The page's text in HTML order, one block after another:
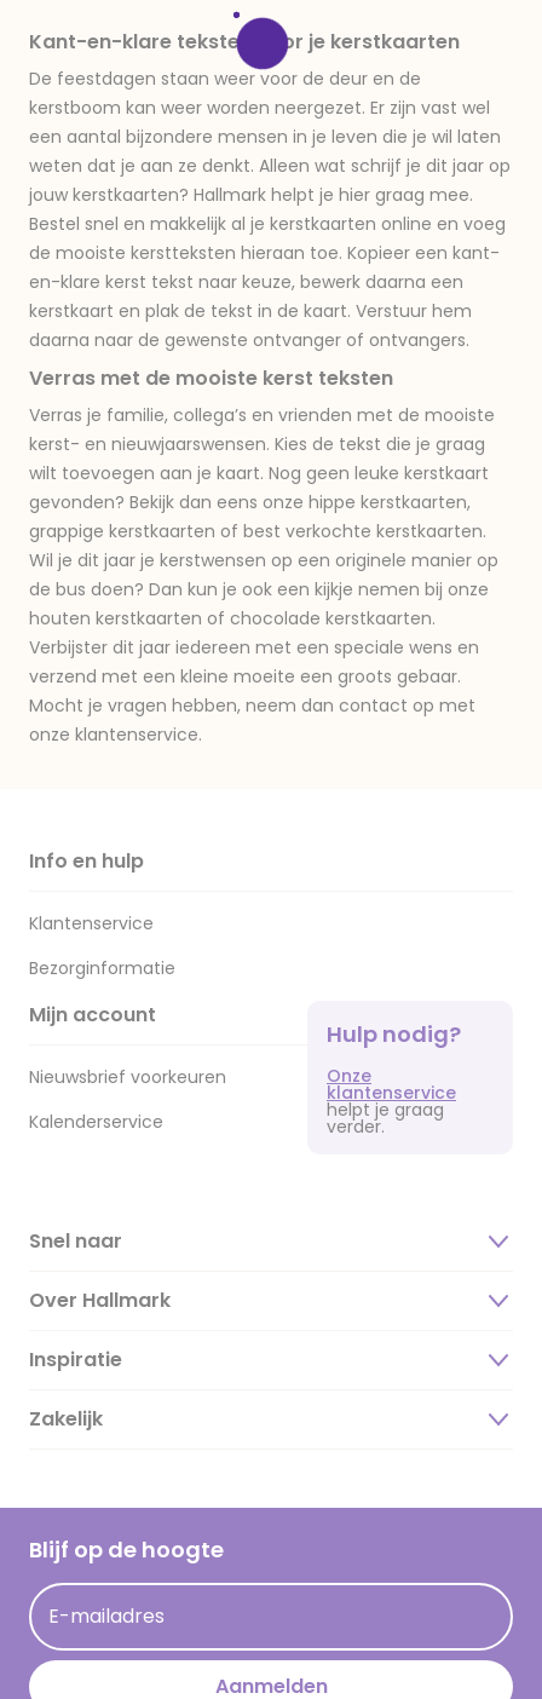
Kant-en-klare teksten voor je kerstkaarten
De feestdagen staan weer voor de deur en de
kerstboom kan weer worden neergezet. Er zijn vast wel
een aantal bijzondere mensen in je leven die je wil laten
weten dat je aan ze denkt. Alleen wat schrijf je dit jaar op
jouw kerstkaarten? Hallmark helpt je hier graag mee.
Bestel snel en makkelijk al je kerstkaarten online en voeg
de mooiste kerstteksten hieraan toe. Kopieer een kant-
en-klare kerst tekst naar keuze, bewerk daarna een
kerstkaart en plak de tekst in de kaart. Verstuur hem
daarna naar de gewenste ontvanger of ontvangers.
Verras met de mooiste kerst teksten
Verras je familie, collega’s en vrienden met de mooiste
kerst- en nieuwjaarswensen. Kies de tekst die je graag
wilt toevoegen aan je kaart. Nog geen leuke kerstkaart
gevonden? Bekijk dan eens onze hippe kerstkaarten,
grappige kerstkaarten of best verkochte kerstkaarten.
Wil je dit jaar je kerstwensen op een originele manier op
de bus doen? Dan kun je ook een kijkje nemen bij onze
houten kerstkaarten of chocolade kerstkaarten.
Verbijster dit jaar iedereen met een speciale wens en
verzend met een kleine moeite een groots gebaar.
Mocht je vragen hebben, neem dan contact op met
onze klantenservice.
Info en hulp
Klantenservice
Bezorginformatie
Mijn account
Nieuwsbrief voorkeuren
Kalenderservice
Hulp nodig?
Onze
klantenservice
helpt je graag
verder.
Snel naar
Over Hallmark
Over ons
Duurzaamheid
Hallmark Kaartclub
Acties
Persberichten
Hallmark en Kinderpostzegels
Inspiratie
Magazine
Cadeau inspiratie
Kaartinspiratie
Zakelijk
Blijf op de hoogte
E-mailadres
Aanmelden